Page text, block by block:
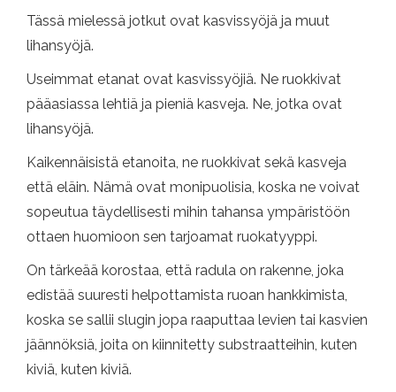
Tässä mielessä jotkut ovat kasvissyöjä ja muut
lihansyöjä.
Useimmat etanat ovat kasvissyöjiä. Ne ruokkivat
pääasiassa lehtiä ja pieniä kasveja. Ne, jotka ovat
lihansyöjä.
Kaikennäisistä etanoita, ne ruokkivat sekä kasveja
että eläin. Nämä ovat monipuolisia, koska ne voivat
sopeutua täydellisesti mihin tahansa ympäristöön
ottaen huomioon sen tarjoamat ruokatyyppi.
On tärkeää korostaa, että radula on rakenne, joka
edistää suuresti helpottamista ruoan hankkimista,
koska se sallii slugin jopa raaputtaa levien tai kasvien
jäännöksiä, joita on kiinnitetty substraatteihin, kuten
kiviä, kuten kiviä.